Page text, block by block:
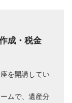
成・税金
を開講してい
ムで、遺産分